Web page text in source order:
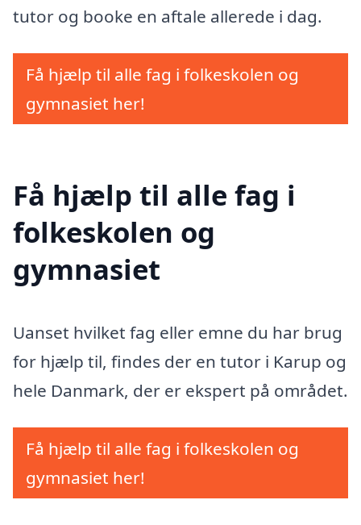
tutor og booke en aftale allerede i dag.
Få hjælp til alle fag i folkeskolen og
gymnasiet her!
Få hjælp til alle fag i
folkeskolen og
gymnasiet
Uanset hvilket fag eller emne du har brug
for hjælp til, findes der en tutor i Karup og
hele Danmark, der er ekspert på området.
Få hjælp til alle fag i folkeskolen og
gymnasiet her!